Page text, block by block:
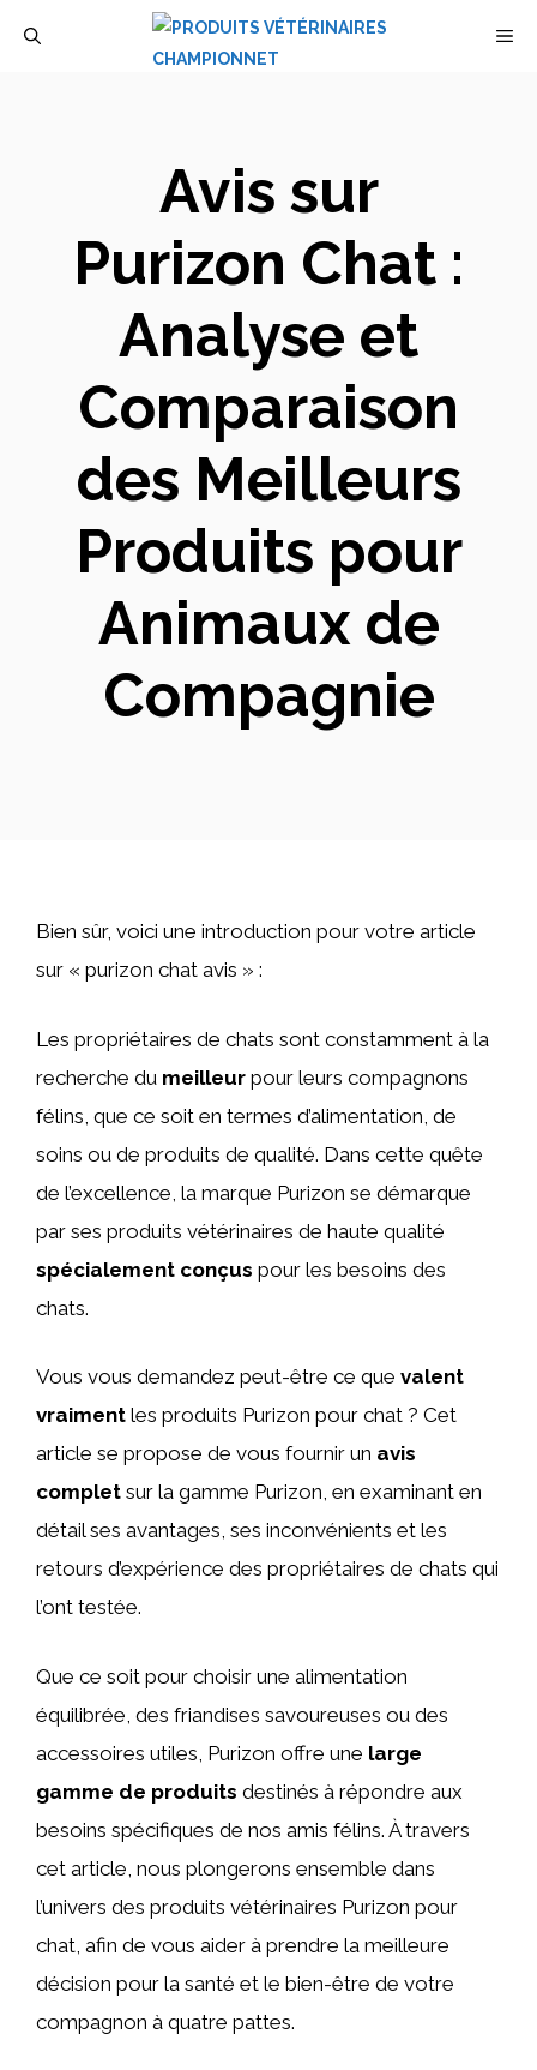
Avis sur
Purizon Chat :
Analyse et
Comparaison
des Meilleurs
Produits pour
Animaux de
Compagnie
Bien sûr, voici une introduction pour votre article
sur « purizon chat avis » :
Les propriétaires de chats sont constamment à la
recherche du meilleur pour leurs compagnons
félins, que ce soit en termes d’alimentation, de
soins ou de produits de qualité. Dans cette quête
de l’excellence, la marque Purizon se démarque
par ses produits vétérinaires de haute qualité
spécialement conçus pour les besoins des
chats.
Vous vous demandez peut-être ce que valent
vraiment les produits Purizon pour chat ? Cet
article se propose de vous fournir un avis
complet sur la gamme Purizon, en examinant en
détail ses avantages, ses inconvénients et les
retours d’expérience des propriétaires de chats qui
l’ont testée.
Que ce soit pour choisir une alimentation
équilibrée, des friandises savoureuses ou des
accessoires utiles, Purizon offre une large
gamme de produits destinés à répondre aux
besoins spécifiques de nos amis félins. À travers
cet article, nous plongerons ensemble dans
l’univers des produits vétérinaires Purizon pour
chat, afin de vous aider à prendre la meilleure
décision pour la santé et le bien-être de votre
compagnon à quatre pattes.